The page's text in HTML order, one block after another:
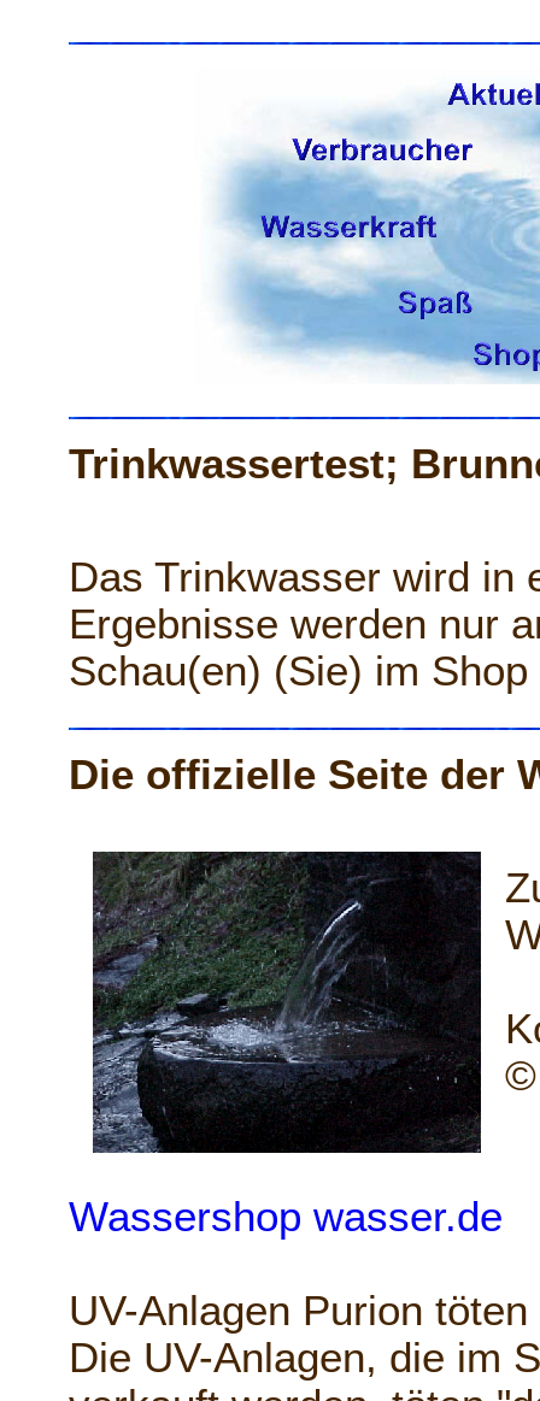
Trinkwassertest;
Das Trinkwasser wird in
Ergebnisse werden nur
Schau(en) (Sie) im
Die offizielle Seite der
©
Wassershop wasser.de
UV-Anlagen Purion
Die UV-Anlagen, die im